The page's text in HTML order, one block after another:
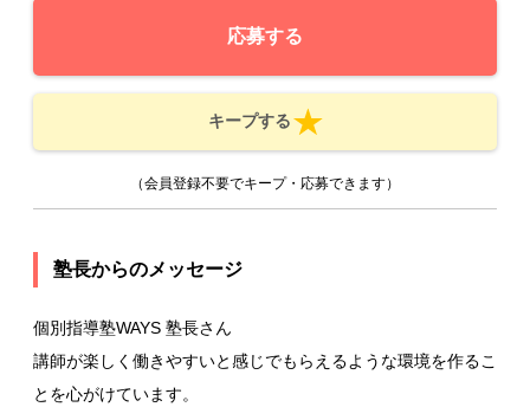
応募する
キープする
（会員登録不要でキープ・応募できます）
塾長からのメッセージ
個別指導塾WAYS 塾長さん
講師が楽しく働きやすいと感じでもらえるような環境を作るこ
とを心がけています。